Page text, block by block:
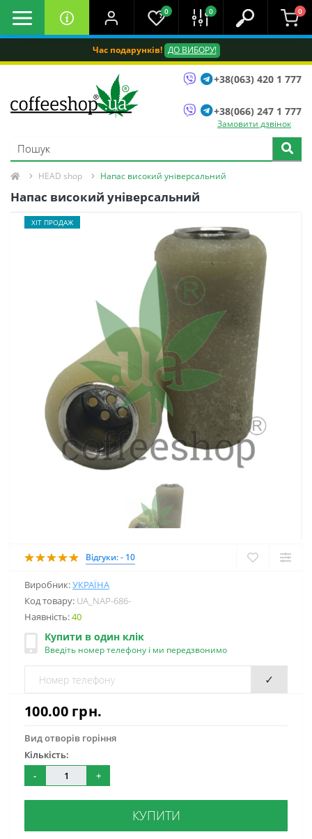
Час подарунків! ДО ВИБОРУ!
0 0 0
+38(063) 420 1 777
+38(066) 247 1 777
Замовити дзвінок
HEAD shop Напас високий універсальний
Напас високий універсальний
ХІТ ПРОДАЖ
Відгуки: - 10
Виробник:УКРАЇНА
Код товару: UA_NAP-686-
Наявність:40
Купити в один клік
Введіть номер телефону і ми передзвонимо
✓
100.00 грн.
Вид отворів горіння
Кількість:
-
+
КУПИТИ